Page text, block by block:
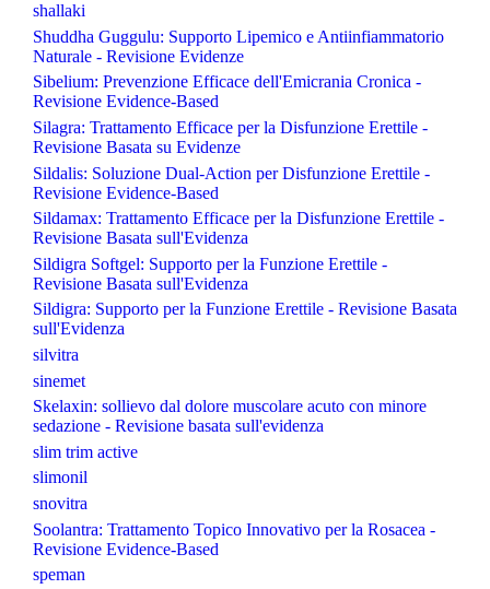
shallaki
Shuddha Guggulu: Supporto Lipemico e Antiinfiammatorio
Naturale - Revisione Evidenze
Sibelium: Prevenzione Efficace dell'Emicrania Cronica -
Revisione Evidence-Based
Silagra: Trattamento Efficace per la Disfunzione Erettile -
Revisione Basata su Evidenze
Sildalis: Soluzione Dual-Action per Disfunzione Erettile -
Revisione Evidence-Based
Sildamax: Trattamento Efficace per la Disfunzione Erettile -
Revisione Basata sull'Evidenza
Sildigra Softgel: Supporto per la Funzione Erettile -
Revisione Basata sull'Evidenza
Sildigra: Supporto per la Funzione Erettile - Revisione Basata
sull'Evidenza
silvitra
sinemet
Skelaxin: sollievo dal dolore muscolare acuto con minore
sedazione - Revisione basata sull'evidenza
slim trim active
slimonil
snovitra
Soolantra: Trattamento Topico Innovativo per la Rosacea -
Revisione Evidence-Based
speman